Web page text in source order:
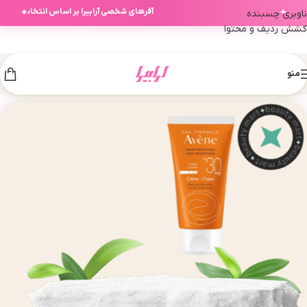
✦ آفرهای شخصی آرابیرا بر اساس انتخاب‌های
✦
ناوبری چسبنده
کشش ردیف و محتوا
منو